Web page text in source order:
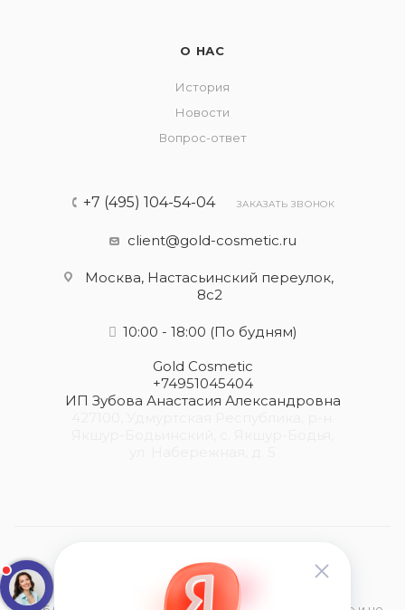
О НАС
История
Новости
Вопрос-ответ
+7 (495) 104-54-04 ЗАКАЗАТЬ ЗВОНОК
client@gold-cosmetic.ru
Москва, Настасьинский переулок,
8с2
10:00 - 18:00 (По будням)
Gold Cosmetic
+74951045404
ИП Зубова Анастасия Александровна